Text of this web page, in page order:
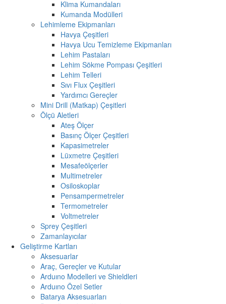
Klima Kumandaları
Kumanda Modülleri
Lehimleme Ekipmanları
Havya Çeşitleri
Havya Ucu Temizleme Ekipmanları
Lehim Pastaları
Lehim Sökme Pompası Çeşitleri
Lehim Telleri
Sıvı Flux Çeşitleri
Yardımcı Gereçler
Mini Drill (Matkap) Çeşitleri
Ölçü Aletleri
Ateş Ölçer
Basınç Ölçer Çeşitleri
Kapasimetreler
Lüxmetre Çeşitleri
Mesafeölçerler
Multimetreler
Osiloskoplar
Pensampermetreler
Termometreler
Voltmetreler
Sprey Çeşitleri
Zamanlayıcılar
Geliştirme Kartları
Aksesuarlar
Araç, Gereçler ve Kutular
Arduıno Modelleri ve Shieldleri
Arduıno Özel Setler
Batarya Aksesuarları